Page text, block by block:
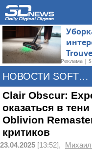
Реклама |
НОВОСТИ SOFTWARE
Clair Obscur:
оказаться в
Oblivion
критиков
23.04.2025 [13:52],